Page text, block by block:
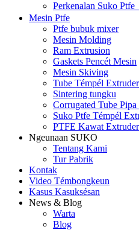
Perkenalan Suko
Mesin Ptfe
Ptfe bubuk mixer
Mesin Molding
Ram Extrusion
Gaskets Pencét Mesin
Mesin Skiving
Tube Témpél Extruder
Sintering tungku
Corrugated Tube Pipa
Suko Ptfe Témpél
PTFE Kawat
Ngeunaan SUKO
Tentang Kami
Tur Pabrik
Kontak
Video Témbongkeun
Kasus Kasuksésan
News & Blog
Warta
Blog